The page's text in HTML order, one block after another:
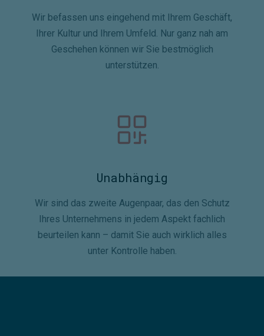
Wir befassen uns eingehend mit Ihrem Geschäft,
Ihrer Kultur und Ihrem Umfeld. Nur ganz nah am
Geschehen können wir Sie bestmöglich
unterstützen.
Unabhängig
Wir sind das zweite Augenpaar, das den Schutz
Ihres Unternehmens in jedem Aspekt fachlich
beurteilen kann – damit Sie auch wirklich alles
unter Kontrolle haben.